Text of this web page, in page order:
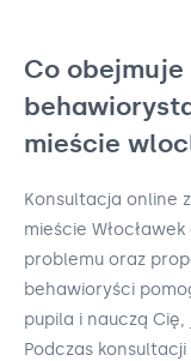
Co
mieście
Konsultacja online
mieście
problemu oraz
behawioryści
pupila i nauczą
Podczas